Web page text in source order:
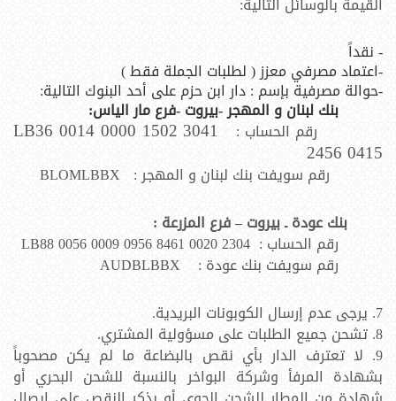
- نقداً
-اعتماد مصرفي معزز ( لطلبات الجملة فقط )
-حوالة مصرفية بإسم : دار ابن حزم على أحد البنوك التالية:
بنك لبنان و المهجر -بيروت -فرع مار الياس:
رقم الحساب : LB36 0014 0000 1502 3041
2456 0415
رقم سويفت بنك لبنان و المهجر : BLOMLBBX
بنك عودة ـ بيروت – فرع المزرعة :
رقم الحساب : LB88 0056 0009 0956 8461 0020 2304
رقم سويفت بنك عودة : AUDBLBBX
7. يرجى عدم إرسال الكوبونات البريدية.
8. تشحن جميع الطلبات على مسؤولية المشتري.
9. لا تعترف الدار بأي نقص بالبضاعة ما لم يكن مصحوباً
بشهادة المرفأ وشركة البواخر بالنسبة للشحن البحري أو